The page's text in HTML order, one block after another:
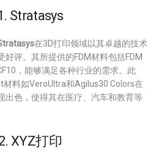
Stratasys
在3D打印领域以其卓越的技术
好评。其所提供的FDM材料包括FDM
，能够满足各种行业的需求。此
料如VeroUltra和Agilus30 Colors在
出色，使得其在医疗、汽车和教育等
XYZ打印